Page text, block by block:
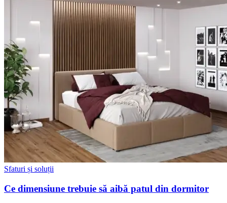
Sfaturi și soluții
Ce dimensiune trebuie să aibă patul din dormitor